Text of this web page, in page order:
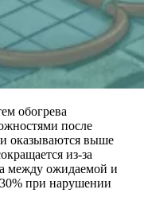
обогрева
после
оказываются выше
из-за
между ожидаемой и
при нарушении